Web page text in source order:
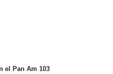
el Pan Am 103